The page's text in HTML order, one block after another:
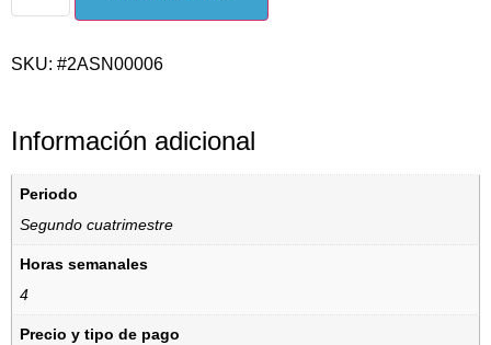
SKU: #2ASN00006
Información adicional
Periodo
Segundo cuatrimestre
Horas semanales
4
Precio y tipo de pago